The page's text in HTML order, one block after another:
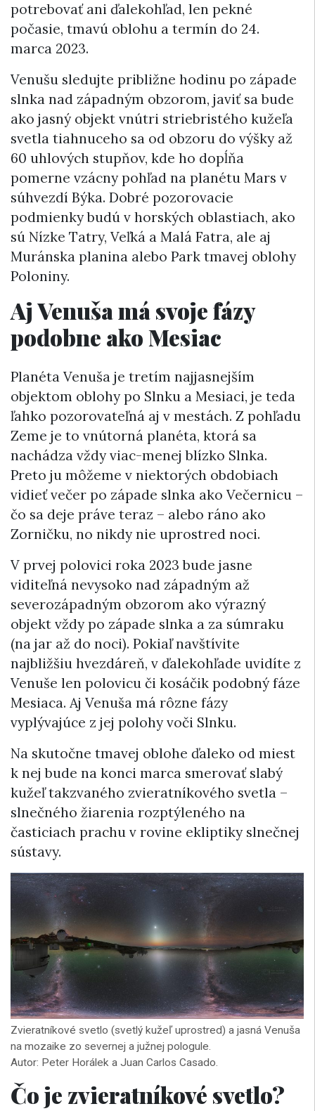
potrebovať ani ďalekohľad, len pekné
počasie, tmavú oblohu a termín do 24.
marca 2023.
Venušu sledujte približne hodinu po západe
slnka nad západným obzorom, javiť sa bude
ako jasný objekt vnútri striebristého kužeľa
svetla tiahnuceho sa od obzoru do výšky až
60 uhlových stupňov, kde ho dopĺňa
pomerne vzácny pohľad na planétu Mars v
súhvezdí Býka. Dobré pozorovacie
podmienky budú v horských oblastiach, ako
sú Nízke Tatry, Veľká a Malá Fatra, ale aj
Muránska planina alebo Park tmavej oblohy
Poloniny.
Aj Venuša má svoje fázy
podobne ako Mesiac
Planéta Venuša je tretím najjasnejším
objektom oblohy po Slnku a Mesiaci, je teda
ľahko pozorovateľná aj v mestách. Z pohľadu
Zeme je to vnútorná planéta, ktorá sa
nachádza vždy viac-menej blízko Slnka.
Preto ju môžeme v niektorých obdobiach
vidieť večer po západe slnka ako Večernicu –
čo sa deje práve teraz – alebo ráno ako
Zorničku, no nikdy nie uprostred noci.
V prvej polovici roka 2023 bude jasne
viditeľná nevysoko nad západným až
severozápadným obzorom ako výrazný
objekt vždy po západe slnka a za súmraku
(na jar až do noci). Pokiaľ navštívite
najbližšiu hvezdáreň, v ďalekohľade uvidíte z
Venuše len polovicu či kosáčik podobný fáze
Mesiaca. Aj Venuša má rôzne fázy
vyplývajúce z jej polohy voči Slnku.
Na skutočne tmavej oblohe ďaleko od miest
k nej bude na konci marca smerovať slabý
kužeľ takzvaného zvieratníkového svetla –
slnečného žiarenia rozptýleného na
časticiach prachu v rovine ekliptiky slnečnej
sústavy.
Zvieratníkové svetlo (svetlý kužeľ uprostred) a jasná Venuša
na mozaike zo severnej a južnej pologule.
Autor: Peter Horálek a Juan Carlos Casado.
Čo je zvieratníkové svetlo?